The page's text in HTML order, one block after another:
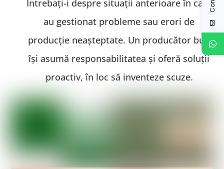
Întrebați-i despre situații anterioare în care
au gestionat probleme sau erori de
producție neașteptate. Un producător bun
își asumă responsabilitatea și oferă soluții
proactiv, în loc să inventeze scuze.